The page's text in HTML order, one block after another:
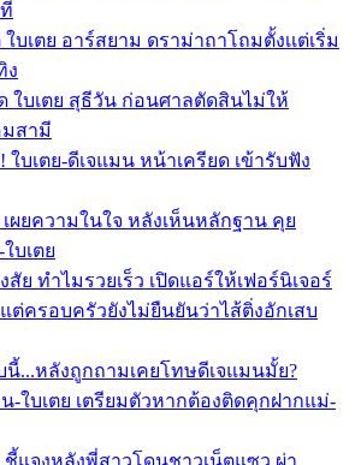
บเตย อาร์สยาม ดราม่าถาโถมตั้งเเต่เริ่ม
ง
ใบเตย สุธีวัน ก่อนศาลตัดสินไม่ให้
สามี
ใบเตย-ดีเจแมน หน้าเครียด เข้ารับฟัง
ผยความในใจ หลังเห็นหลักฐาน คุย
บเตย
สัย ทำไมรวยเร็ว เปิดแอร์ให้เฟอร์นิเจอร์
แต่ครอบครัวยังไม่ยืนยันว่าไส้ติ่งอักเสบ
นี้...หลังถูกถามเคยโทษดีเจแมนมั้ย?
-ใบเตย เตรียมตัวหากต้องติดคุกฝากแม่-
ชี้แจงหลังพี่สาวโดนชาวเน็ตแซว ผ่า